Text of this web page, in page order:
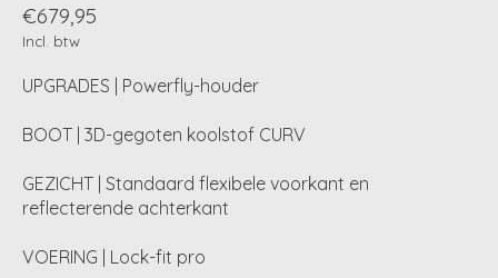
€679,95
Incl. btw
UPGRADES | Powerfly-houder
BOOT | 3D-gegoten koolstof CURV
GEZICHT | Standaard flexibele voorkant en
reflecterende achterkant
VOERING | Lock-fit pro